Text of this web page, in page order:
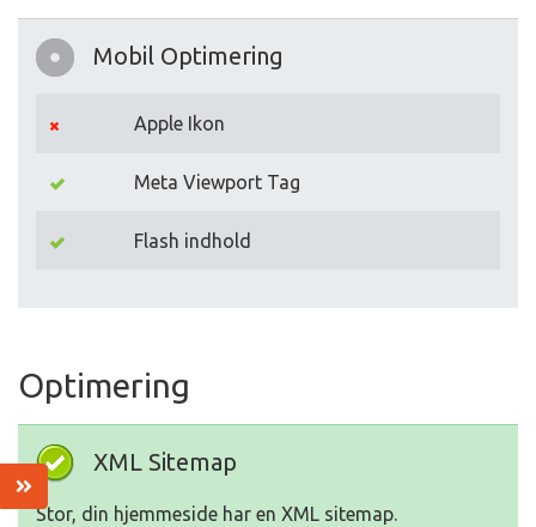
Mobil Optimering
Apple Ikon
Meta Viewport Tag
Flash indhold
Optimering
XML Sitemap
Stor, din hjemmeside har en XML sitemap.